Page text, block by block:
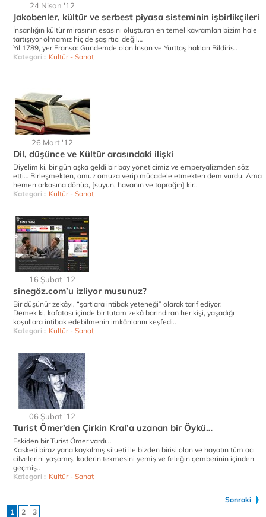
24 Nisan '12
Jakobenler, kültür ve serbest piyasa sisteminin işbirlikçileri
İnsanlığın kültür mirasının esasını oluşturan en temel kavramları bizim hale
tartışıyor olmamız hiç de şaşırtıcı değil…
Yıl 1789, yer Fransa: Gündemde olan İnsan ve Yurttaş hakları Bildiris..
Kategori : Kültür - Sanat
26 Mart '12
Dil, düşünce ve Kültür arasındaki ilişki
Diyelim ki, bir gün aşka geldi bir bay yöneticimiz ve emperyalizmden söz
etti… Birleşmekten, omuz omuza verip mücadele etmekten dem vurdu. Ama
hemen arkasına dönüp, [suyun, havanın ve toprağın] kir..
Kategori : Kültür - Sanat
16 Şubat '12
sinegöz.com’u izliyor musunuz?
Bir düşünür zekâyı, “şartlara intibak yeteneği” olarak tarif ediyor.
Demek ki, kafatası içinde bir tutam zekâ barındıran her kişi, yaşadığı
koşullara intibak edebilmenin imkânlarını keşfedi..
Kategori : Kültür - Sanat
06 Şubat '12
Turist Ömer’den Çirkin Kral’a uzanan bir Öykü…
Eskiden bir Turist Ömer vardı…
Kasketi biraz yana kaykılmış silueti ile bizden birisi olan ve hayatın tüm acı
cilvelerini yaşamış, kaderin tekmesini yemiş ve feleğin çemberinin içinden
geçmiş..
Kategori : Kültür - Sanat
Sonraki
1
2 3